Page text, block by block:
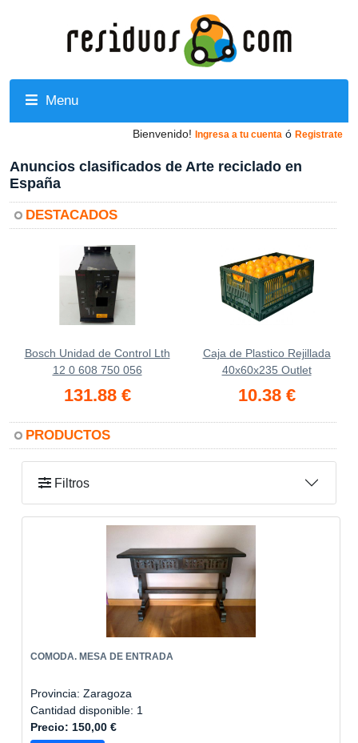
Menu
Bienvenido! Ingresa a tu cuenta ó Registrate
Anuncios clasificados de Arte reciclado en
España
DESTACADOS
Bosch Unidad de Control Lth
12 0 608 750 056
131.88 €
Caja de Plastico Rejillada
40x60x235 Outlet
10.38 €
PRODUCTOS
Filtros
COMODA. MESA DE ENTRADA
Provincia: Zaragoza
Cantidad disponible: 1
Precio: 150,00 €